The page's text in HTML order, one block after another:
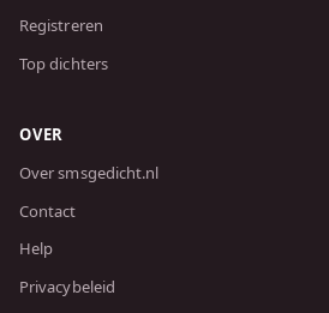
Registreren
Top dichters
OVER
Over smsgedicht.nl
Contact
Help
Privacybeleid